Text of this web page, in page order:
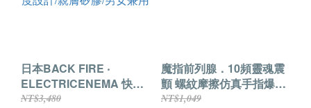
日本BACK FIRE ‧
ELECTRICENEMA 快樂
UP！ 精準深入10頻震動
NT$3,480
魔指前列腺．10頻靈魂震
顫 螺紋摩擦仿真手指爆爽
前列腺刺激器【白色】
NT$1,049